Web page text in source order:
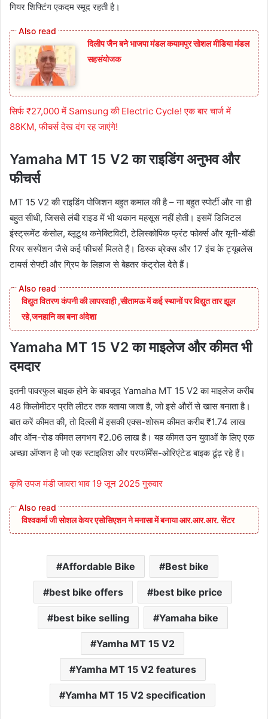
गियर शिफ्टिंग एकदम स्मूद रहती है।
दिलीप जैन बने भाजपा मंडल कयामपुर सोशल मीडिया मंडल
सहसंयोजक
सिर्फ ₹27,000 में Samsung की Electric Cycle! एक बार चार्ज में
88KM, फीचर्स देख दंग रह जाएंगे!
Yamaha MT 15 V2 का राइडिंग अनुभव और
फीचर्स
MT 15 V2 की राइडिंग पोजिशन बहुत कमाल की है – ना बहुत स्पोर्टी और ना ही
बहुत सीधी, जिससे लंबी राइड में भी थकान महसूस नहीं होती। इसमें डिजिटल
इंस्ट्रूमेंट कंसोल, ब्लूटूथ कनेक्टिविटी, टेलिस्कोपिक फ्रंट फोर्क्स और यूनी-बॉडी
रियर सस्पेंशन जैसे कई फीचर्स मिलते हैं। डिस्क ब्रेक्स और 17 इंच के ट्यूबलेस
टायर्स सेफ्टी और ग्रिप के लिहाज से बेहतर कंट्रोल देते हैं।
विद्युत वितरण कंपनी की लापरवाही ,सीतामऊ में कई स्थानों पर विद्युत तार झूल
रहे,जनहानि का बना अंदेशा
Yamaha MT 15 V2 का माइलेज और कीमत भी
दमदार
इतनी पावरफुल बाइक होने के बावजूद Yamaha MT 15 V2 का माइलेज करीब
48 किलोमीटर प्रति लीटर तक बताया जाता है, जो इसे औरों से खास बनाता है।
बात करें कीमत की, तो दिल्ली में इसकी एक्स-शोरूम कीमत करीब ₹1.74 लाख
और ऑन-रोड कीमत लगभग ₹2.06 लाख है। यह कीमत उन युवाओं के लिए एक
अच्छा ऑप्शन है जो एक स्टाइलिश और परफॉर्मेंस-ओरिएंटेड बाइक ढूंढ़ रहे हैं।
कृषि उपज मंडी जावरा भाव 19 जून 2025 गुरुवार
विश्वकर्मा जी सोशल केयर एसोसिएशन ने मनासा में बनाया आर.आर.आर. सेंटर
Affordable Bike Best bike
best bike offers best bike price
best bike selling Yamaha bike
Yamha MT 15 V2
Yamha MT 15 V2 features
Yamha MT 15 V2 specification